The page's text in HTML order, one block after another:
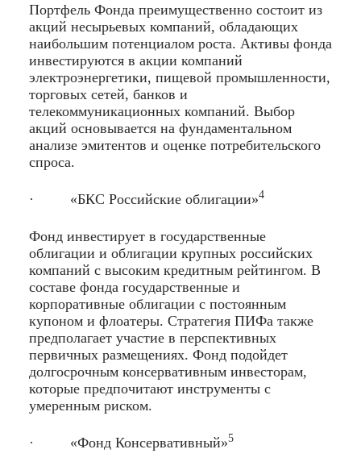
Портфель Фонда преимущественно состоит из
акций несырьевых компаний, обладающих
наибольшим потенциалом роста. Активы фонда
инвестируются в акции компаний
электроэнергетики, пищевой промышленности,
торговых сетей, банков и
телекоммуникационных компаний. Выбор
акций основывается на фундаментальном
анализе эмитентов и оценке потребительского
спроса.
· «БКС Российские облигации»4
Фонд инвестирует в государственные
облигации и облигации крупных российских
компаний с высоким кредитным рейтингом. В
составе фонда государственные и
корпоративные облигации с постоянным
купоном и флоатеры. Стратегия ПИФа также
предполагает участие в перспективных
первичных размещениях. Фонд подойдет
долгосрочным консервативным инвесторам,
которые предпочитают инструменты с
умеренным риском.
· «Фонд Консервативный»5